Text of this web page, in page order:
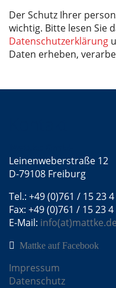
Der Schutz Ihrer
wichtig. Bitte lesen Sie
Datenschutzerklärung
Daten erheben,
Leinenweberstraße 12
D-79108 Freiburg
Tel.: +49 (0)761 / 15 23
Fax: +49 (0)761 / 15 23 4
E-Mail: info(at)mattke.de
Mattke auf Facebook
Impressum
Datenschutz